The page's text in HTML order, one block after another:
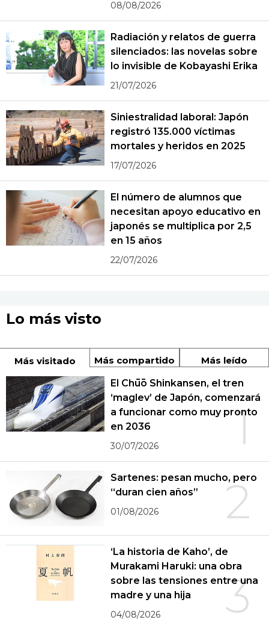
08/08/2026
Radiación y relatos de guerra
silenciados: las novelas sobre
lo invisible de Kobayashi Erika
21/07/2026
Siniestralidad laboral: Japón
registró 135.000 víctimas
mortales y heridos en 2025
17/07/2026
El número de alumnos que
necesitan apoyo educativo en
japonés se multiplica por 2,5
en 15 años
22/07/2026
Lo más visto
Más visitado Más compartido Más leído
1
El Chūō Shinkansen, el tren
‘maglev’ de Japón, comenzará
a funcionar como muy pronto
en 2036
30/07/2026
2
Sartenes: pesan mucho, pero
“duran cien años”
01/08/2026
3
‘La historia de Kaho’, de
Murakami Haruki: una obra
sobre las tensiones entre una
madre y una hija
04/08/2026